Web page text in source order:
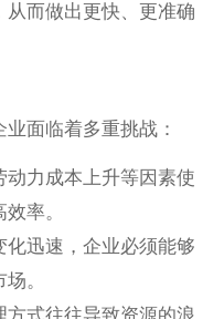
从而做出更快、更准确
面临着多重挑战：
力成本上升等因素使
率。
迅速，企业必须能够
。